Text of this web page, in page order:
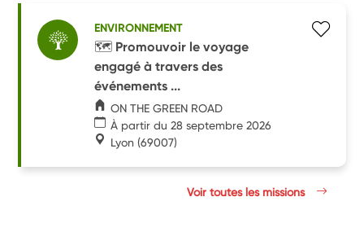
ENVIRONNEMENT
🗺️ Promouvoir le voyage
engagé à travers des
événements ...
ON THE GREEN ROAD
À partir du 28 septembre 2026
Lyon (69007)
Voir toutes les missions